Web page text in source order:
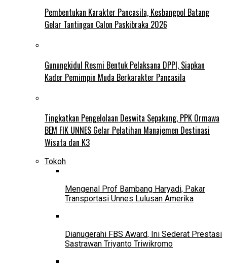
Pembentukan Karakter Pancasila, Kesbangpol Batang
Gelar Tantingan Calon Paskibraka 2026
Gunungkidul Resmi Bentuk Pelaksana DPPI, Siapkan
Kader Pemimpin Muda Berkarakter Pancasila
Tingkatkan Pengelolaan Deswita Sepakung, PPK Ormawa
BEM FIK UNNES Gelar Pelatihan Manajemen Destinasi
Wisata dan K3
Tokoh
Mengenal Prof Bambang Haryadi, Pakar
Transportasi Unnes Lulusan Amerika
Dianugerahi FBS Award, Ini Sederat Prestasi
Sastrawan Triyanto Triwikromo